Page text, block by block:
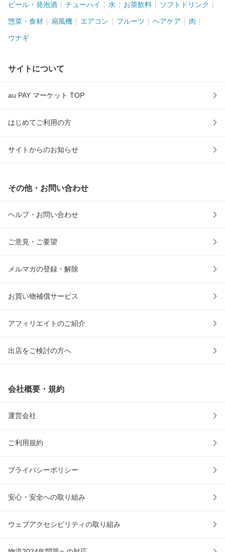
ビール・発泡酒 チューハイ 水 お茶飲料 ソフトドリンク
惣菜・食材 扇風機 エアコン フルーツ ヘアケア 肉
ウナギ
サイトについて
au PAY マーケット TOP
はじめてご利用の方
サイトからのお知らせ
その他・お問い合わせ
ヘルプ・お問い合わせ
ご意見・ご要望
メルマガの登録・解除
お買い物補償サービス
アフィリエイトのご紹介
出店をご検討の方へ
会社概要・規約
運営会社
ご利用規約
プライバシーポリシー
安心・安全への取り組み
ウェブアクセシビリティの取り組み